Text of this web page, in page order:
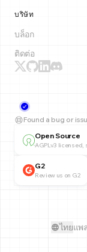
บริษัท
บล็อก
ติดต่อ
Found a bug or
Open Source
AGPLv3 licensed,
G2
Review us on G2
ไทยแพ